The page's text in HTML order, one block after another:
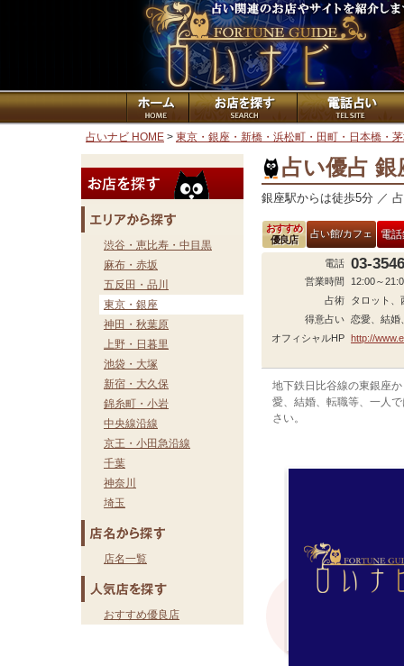
占いナビ HOME > 東京・銀座・新橋・浜松町・田町・日本橋・
渋谷・恵比寿・中目黒
麻布・赤坂
五反田・品川
東京・銀座
神田・秋葉原
上野・日暮里
池袋・大塚
新宿・大久保
錦糸町・小岩
中央線沿線
京王・小田急沿線
千葉
神奈川
埼玉
店名一覧
おすすめ優良店
占い優占 銀
銀座駅からは徒歩5分 ／
おすすめ
優良店
占い館/カフェ 電
電話 03-
営業時間
12:00～
占術
タロット、
得意占い 恋愛、結婚
オフィシャルHP http://
地下鉄日比谷線の東銀座
愛、結婚、転職等、一人
さい。